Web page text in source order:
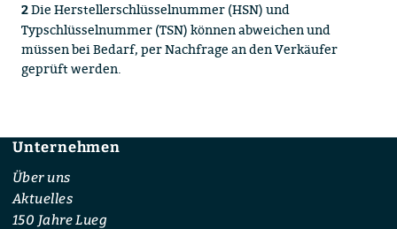
2Die Herstellerschlüsselnummer (HSN) und
Typschlüsselnummer (TSN) können abweichen und
müssen bei Bedarf, per Nachfrage an den Verkäufer
geprüft werden.
Footer
Unternehmen
Über uns
Aktuelles
150 Jahre Lueg